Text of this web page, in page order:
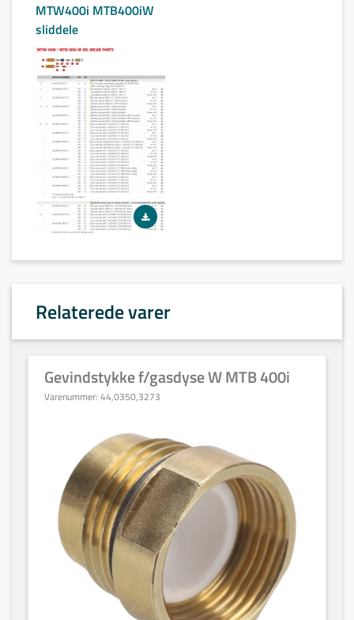
MTW400i MTB400iW
sliddele
Relaterede varer
Gevindstykke f/gasdyse W MTB 400i
Varenummer: 44,0350,3273